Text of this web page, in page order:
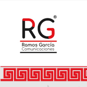
contenido